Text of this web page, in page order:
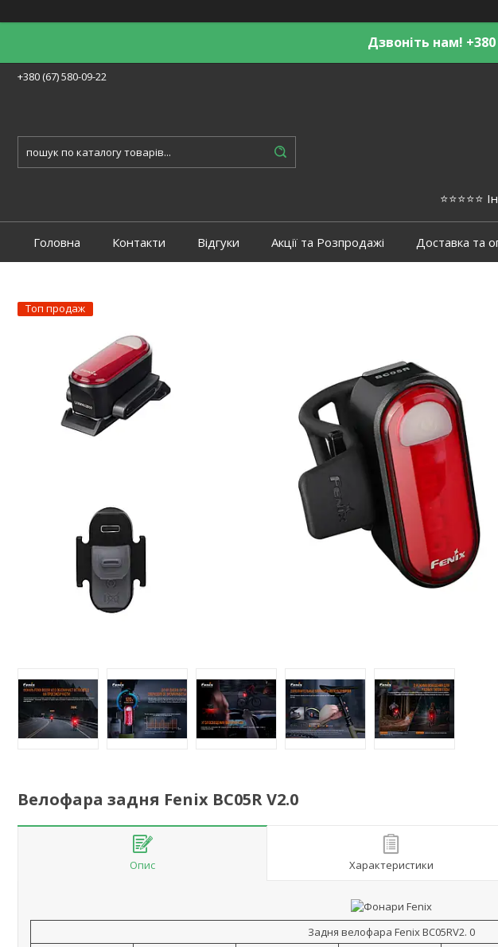
Дзвоніть нам! +380
+380 (67) 580-09-22
Головна Контакти Відгуки Акції та Розпродажі Доставка та
Топ продаж
Велофара задня Fenix BC05R V2.0
Опис Характеристики
Задня велофара Fenix BC05RV2. 0